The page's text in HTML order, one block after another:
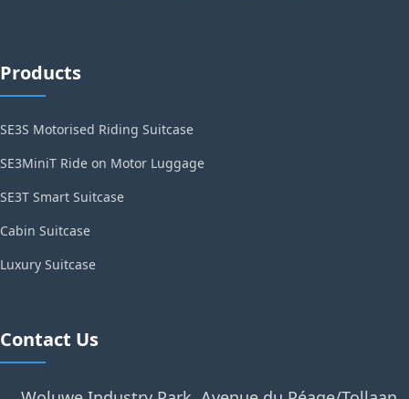
Products
SE3S Motorised Riding Suitcase
SE3MiniT Ride on Motor Luggage
SE3T Smart Suitcase
Cabin Suitcase
Luxury Suitcase
Contact Us